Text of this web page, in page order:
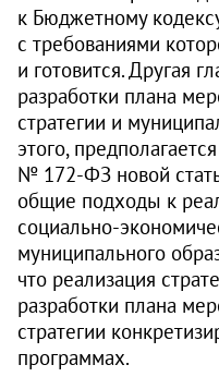
к Бюджетному
с требованиями
и готовится. Другая
разработки плана
стратегии и
этого,
№ 172‑ФЗ новой
общие подходы к
социально-
муниципального
что реализация
разработки плана
стратегии
программах.